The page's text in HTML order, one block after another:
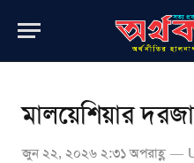
মালয়েশিয়ার
জুন ২২, ২০২৬ ২:৩১ অপরাহ্ণ